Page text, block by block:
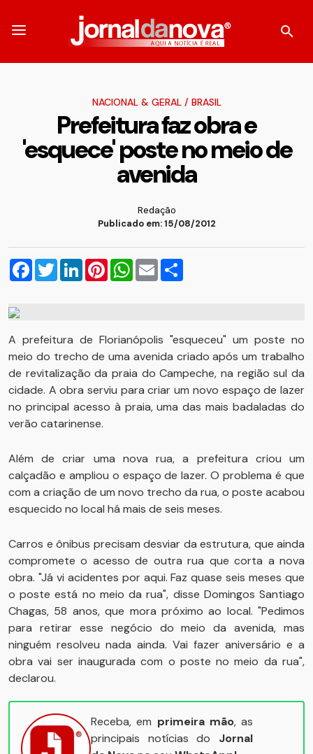
NACIONAL & GERAL/ BRASIL
Prefeitura faz obra e
'esquece' poste no meio de
avenida
Redação
Publicado em: 15/08/2012
Facebook
TwitterLinkedInPinterestWhatsApp
Email
A prefeitura de Florianópolis "esqueceu" um poste no
meio do trecho de uma avenida criado após um trabalho
de revitalização da praia do Campeche, na região sul da
cidade. A obra serviu para criar um novo espaço de lazer
no principal acesso à praia, uma das mais badaladas do
verão catarinense.
Além de criar uma nova rua, a prefeitura criou um
calçadão e ampliou o espaço de lazer. O problema é que
com a criação de um novo trecho da rua, o poste acabou
esquecido no local há mais de seis meses.
Carros e ônibus precisam desviar da estrutura, que ainda
compromete o acesso de outra rua que corta a nova
obra. "Já vi acidentes por aqui. Faz quase seis meses que
o poste está no meio da rua", disse Domingos Santiago
Chagas, 58 anos, que mora próximo ao local. "Pedimos
para retirar esse negócio do meio da avenida, mas
ninguém resolveu nada ainda. Vai fazer aniversário e a
obra vai ser inaugurada com o poste no meio da rua",
declarou.
Receba, em primeira mão, as
principais notícias do Jornal